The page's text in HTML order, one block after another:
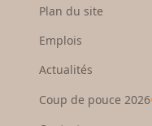
s
e
u
p
Plan du site
Emplois
Actualités
Coup de pouce 2026